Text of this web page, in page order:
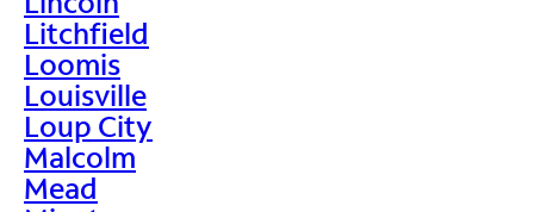
Litchfield
Loomis
Louisville
Loup City
Malcolm
Mead